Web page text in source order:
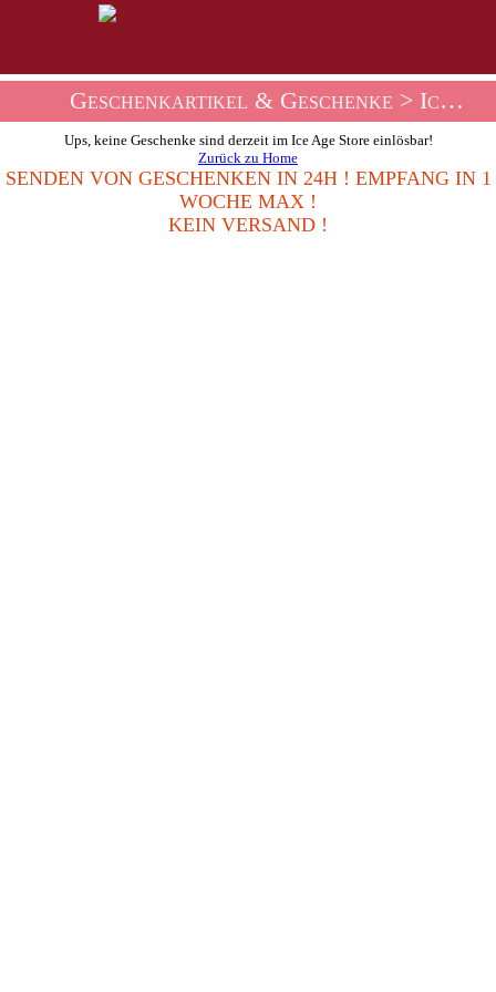
Geschenkartikel & Geschenke > Ice Age Geschenkshop
Ups, keine Geschenke sind derzeit im Ice Age Store einlösbar!
Zurück zu Home
SENDEN VON GESCHENKEN IN 24H ! EMPFANG IN 1
WOCHE MAX !
KEIN VERSAND !